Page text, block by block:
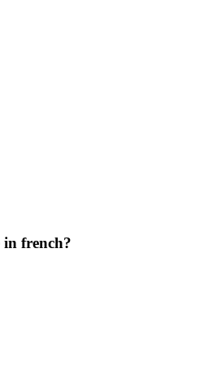
in french?